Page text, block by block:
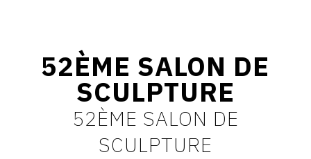
SUIVEZ-NOUS
INSTAGRAM
FACEBOOK
52ÈME SALON DE
SCULPTURE
52ÈME SALON DE
SCULPTURE